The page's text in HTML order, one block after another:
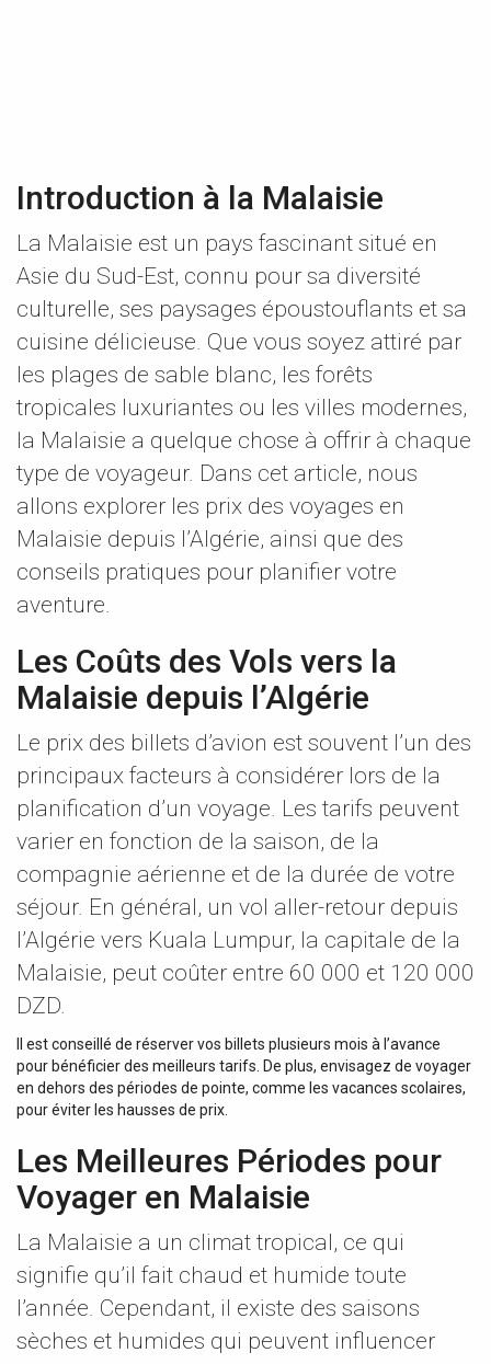
Introduction à la Malaisie
La Malaisie est un pays fascinant situé en
Asie du Sud-Est, connu pour sa diversité
culturelle, ses paysages époustouflants et sa
cuisine délicieuse. Que vous soyez attiré par
les plages de sable blanc, les forêts
tropicales luxuriantes ou les villes modernes,
la Malaisie a quelque chose à offrir à chaque
type de voyageur. Dans cet article, nous
allons explorer les prix des voyages en
Malaisie depuis l’Algérie, ainsi que des
conseils pratiques pour planifier votre
aventure.
Les Coûts des Vols vers la
Malaisie depuis l’Algérie
Le prix des billets d’avion est souvent l’un des
principaux facteurs à considérer lors de la
planification d’un voyage. Les tarifs peuvent
varier en fonction de la saison, de la
compagnie aérienne et de la durée de votre
séjour. En général, un vol aller-retour depuis
l’Algérie vers Kuala Lumpur, la capitale de la
Malaisie, peut coûter entre 60 000 et 120 000
DZD.
Il est conseillé de réserver vos billets plusieurs mois à l’avance
pour bénéficier des meilleurs tarifs. De plus, envisagez de voyager
en dehors des périodes de pointe, comme les vacances scolaires,
pour éviter les hausses de prix.
Les Meilleures Périodes pour
Voyager en Malaisie
La Malaisie a un climat tropical, ce qui
signifie qu’il fait chaud et humide toute
l’année. Cependant, il existe des saisons
sèches et humides qui peuvent influencer